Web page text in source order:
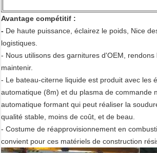
Avantage compétitif :
- De haute puissance, éclairez le poids, Nice
logistiques.
- Nous utilisons des garnitures d'OEM,
maintenir.
- Le bateau-citerne liquide est produit avec les
automatique (8m) et du plasma de commande
automatique formant qui peut réaliser la
qualité stable, moins de coût, et de beau.
- Costume de réapprovisionnement en
convient pour ces matériels de construction